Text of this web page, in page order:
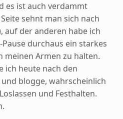
es ist auch verdammt
sehnt man sich nach
auf der anderen habe ich
durchaus ein starkes
meinen Armen zu halten.
ich heute nach den
blogge, wahrscheinlich
und Festhalten.